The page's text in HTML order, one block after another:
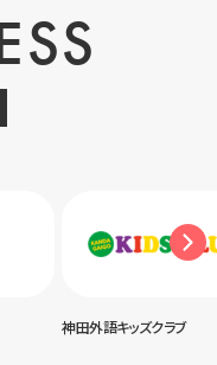
神田外語キッズクラブ